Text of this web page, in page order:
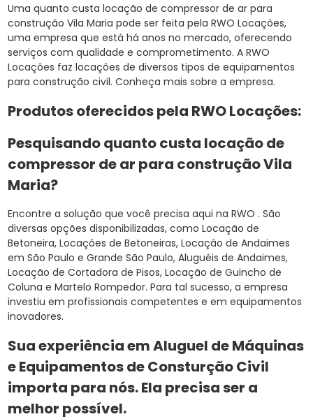
Uma quanto custa locação de compressor de ar para
construção Vila Maria pode ser feita pela RWO Locações,
uma empresa que está há anos no mercado, oferecendo
serviços com qualidade e comprometimento. A RWO
Locações faz locações de diversos tipos de equipamentos
para construção civil. Conheça mais sobre a empresa.
Produtos oferecidos pela RWO Locações:
Pesquisando quanto custa locação de
compressor de ar para construção Vila
Maria?
Encontre a solução que você precisa aqui na RWO . São
diversas opções disponibilizadas, como Locação de
Betoneira, Locações de Betoneiras, Locação de Andaimes
em São Paulo e Grande São Paulo, Aluguéis de Andaimes,
Locação de Cortadora de Pisos, Locação de Guincho de
Coluna e Martelo Rompedor. Para tal sucesso, a empresa
investiu em profissionais competentes e em equipamentos
inovadores.
Sua experiência em Aluguel de Máquinas
e Equipamentos de Consturção Civil
importa para nós. Ela precisa ser a
melhor possível.